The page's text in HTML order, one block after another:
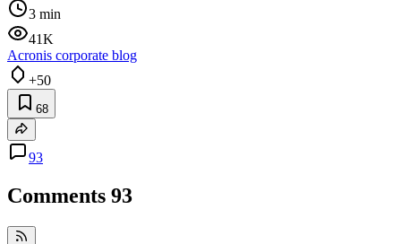
3 min
41K
Acronis corporate blog
+50
68
93
Comments 93